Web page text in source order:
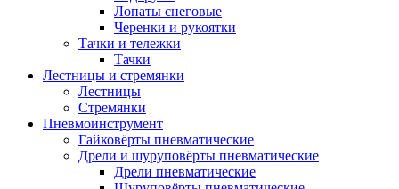
Лопаты снеговые
Черенки и рукоятки
Тачки и тележки
Тачки
Лестницы и стремянки
Лестницы
Стремянки
Пневмоинструмент
Гайковёрты пневматические
Дрели и шуруповёрты пневматические
Дрели пневматические